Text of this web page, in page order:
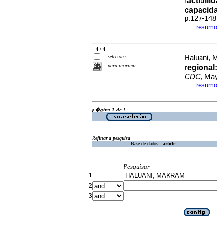
p.127-
·
4 / 4
seleciona
para imprimir
Haluani,
CDC,
·
p�gina 1 de 1
Refinar a pesquisa
Base de dados : article
Pesquisar
1
2
3